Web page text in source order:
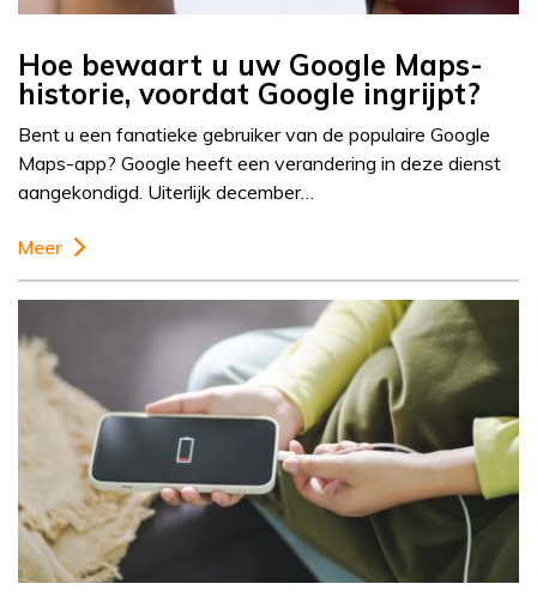
Hoe bewaart u uw Google Maps-
historie, voordat Google ingrijpt?
Bent u een fanatieke gebruiker van de populaire Google
Maps-app? Google heeft een verandering in deze dienst
aangekondigd. Uiterlijk december…
Meer